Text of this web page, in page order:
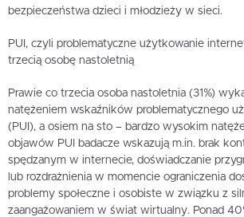
bezpieczeństwa dzieci i młodzieży w sieci.
PUI, czyli problematyczne użytkowanie
trzecią osobę nastoletnią
Prawie co trzecia osoba nastoletnia (31%)
natężeniem wskaźników problematycznego
(PUI), a osiem na sto – bardzo wysokim
objawów PUI badacze wskazują m.in. brak
spędzanym w internecie, doświadczanie
lub rozdrażnienia w momencie ograniczenia
problemy społeczne i osobiste w związku z
zaangażowaniem w świat wirtualny. Ponad